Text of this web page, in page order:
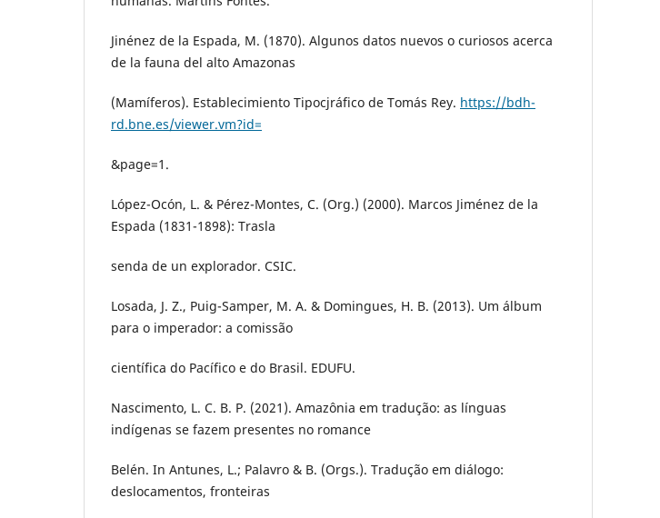
Jinénez de la Espada, M. (1870). Algunos datos nuevos o curiosos acerca
de la fauna del alto Amazonas
(Mamíferos). Establecimiento Tipocjráfico de Tomás Rey. https://bdh-
rd.bne.es/viewer.vm?id=
&page=1.
López-Ocón, L. & Pérez-Montes, C. (Org.) (2000). Marcos Jiménez de la
Espada (1831-1898): Trasla
senda de un explorador. CSIC.
Losada, J. Z., Puig-Samper, M. A. & Domingues, H. B. (2013). Um álbum
para o imperador: a comissão
científica do Pacífico e do Brasil. EDUFU.
Nascimento, L. C. B. P. (2021). Amazônia em tradução: as línguas
indígenas se fazem presentes no romance
Belén. In Antunes, L.; Palavro & B. (Orgs.). Tradução em diálogo:
deslocamentos, fronteiras